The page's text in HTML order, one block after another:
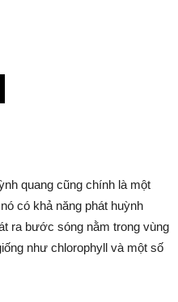
quang cũng chính là một
có khả năng phát huỳnh
ra bước sóng nằm trong vùng
như chlorophyll và một số